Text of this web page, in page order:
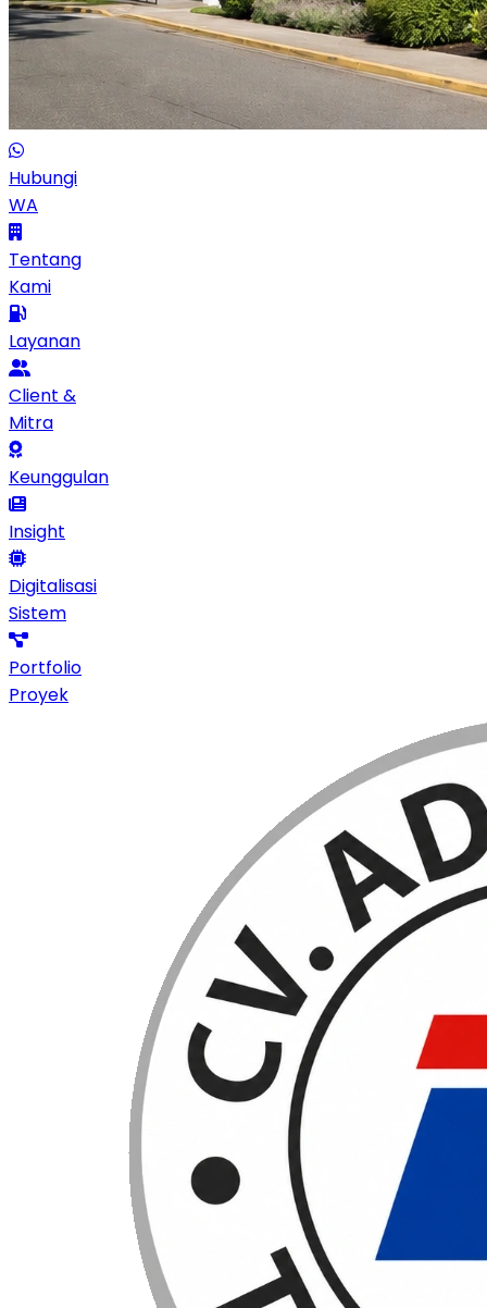
Hubungi
WA
Tentang
Kami
Layanan
Client &
Mitra
Keunggulan
Insight
Digitalisasi
Sistem
Portfolio
Proyek